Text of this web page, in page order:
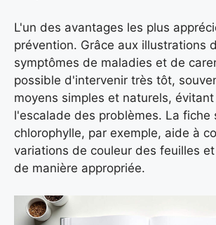
L'un des avantages les plus
prévention. Grâce aux illustrations
symptômes de maladies et de
possible d'intervenir très tôt,
moyens simples et naturels, évitant
l'escalade des problèmes. La fiche
chlorophylle, par exemple, aide à
variations de couleur des feuilles
de manière appropriée.